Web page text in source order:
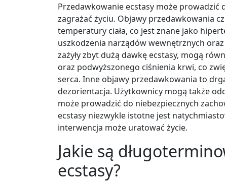
Przedawkowanie ecstasy może
zagrażać życiu. Objawy przedawkowania
temperatury ciała, co jest znane jako
uszkodzenia narządów wewnętrznych
zażyły zbyt dużą dawkę ecstasy, mogą
oraz podwyższonego ciśnienia krwi, co
serca. Inne objawy przedawkowania to
dezorientacja. Użytkownicy mogą także
może prowadzić do niebezpiecznych
ecstasy niezwykle istotne jest
interwencja może uratować życie.
Jakie są
ecstasy?